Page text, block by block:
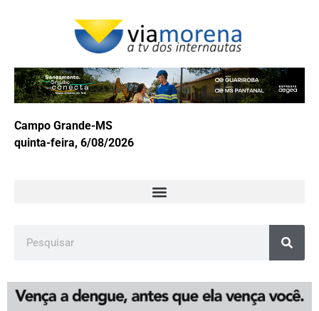
Campo Grande-MS
quinta-feira, 6/08/2026